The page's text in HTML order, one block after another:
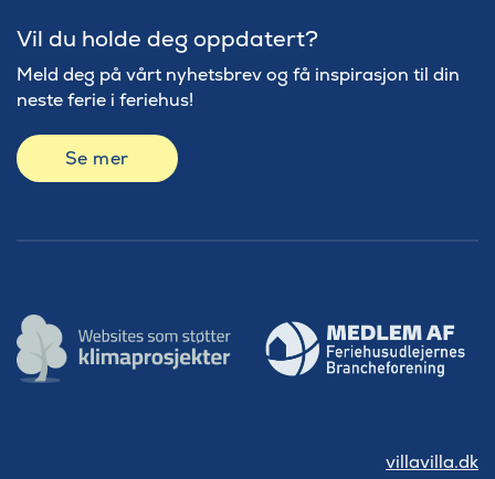
Vil du holde deg oppdatert?
Meld deg på vårt nyhetsbrev og få inspirasjon til din
neste ferie i feriehus!
Se mer
villavilla.dk